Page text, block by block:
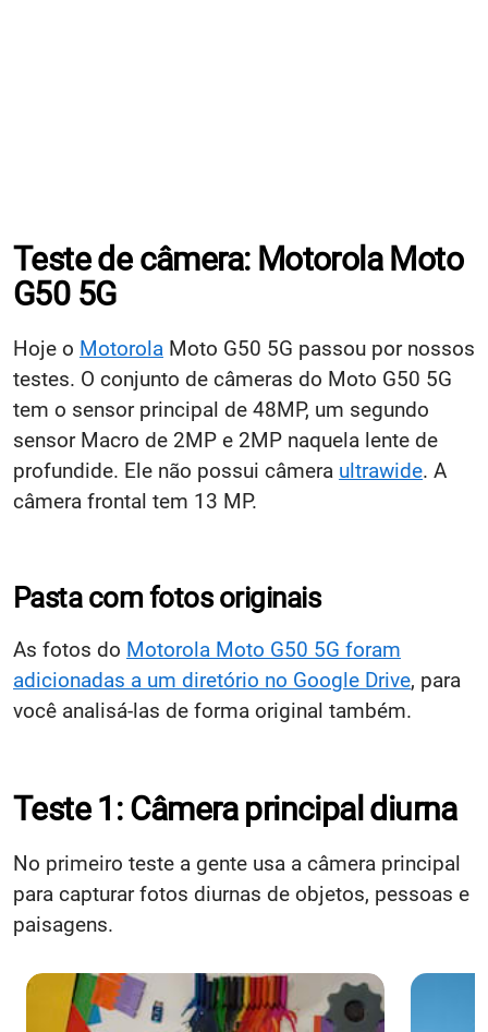
Teste de câmera: Motorola Moto
G50 5G
Hoje o Motorola Moto G50 5G passou por nossos
testes. O conjunto de câmeras do Moto G50 5G
tem o sensor principal de 48MP, um segundo
sensor Macro de 2MP e 2MP naquela lente de
profundide. Ele não possui câmera ultrawide. A
câmera frontal tem 13 MP.
Pasta com fotos originais
As fotos do Motorola Moto G50 5G foram
adicionadas a um diretório no Google Drive, para
você analisá-las de forma original também.
Teste 1: Câmera principal diurna
No primeiro teste a gente usa a câmera principal
para capturar fotos diurnas de objetos, pessoas e
paisagens.